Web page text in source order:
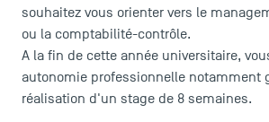
souhaitez vous orienter vers le
ou la comptabilité-contrôle.
A la fin de cette année universitaire,
autonomie professionnelle notamment
réalisation d'un stage de 8 semaines.